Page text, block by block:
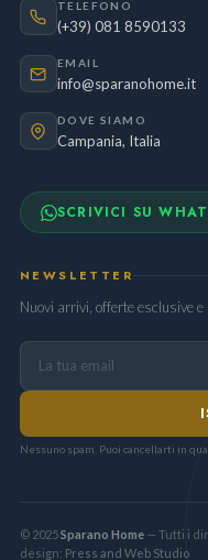
TELEFONO
(+39) 081 8590133
EMAIL
info@sparanohome.it
DOVE SIAMO
Campania, Italia
SCRIVICI SU
NEWSLETTER
Nuovi arrivi, offerte esclusive
Nessuno spam. Puoi cancellarti in
© 2025Sparano Home— Tutti i
design: Press and Web Studio